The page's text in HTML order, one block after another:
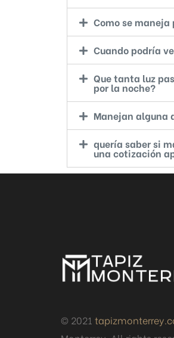
Como se
Cuando podría
Que tanta luz
por la noche?
Manejan alguna
quería saber si
una cotización
© 2021